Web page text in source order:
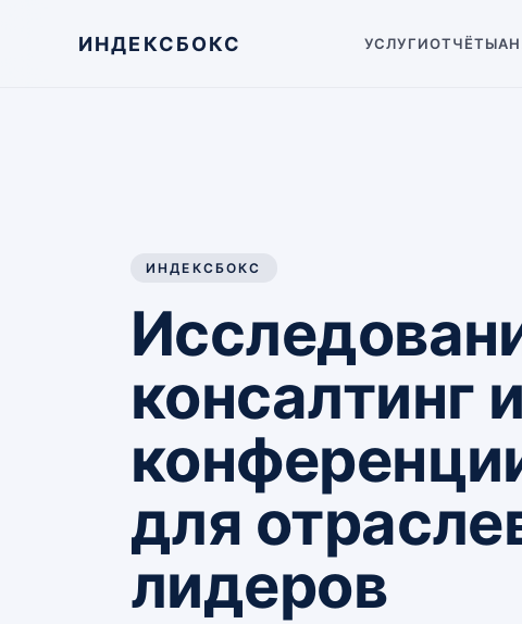
ИНДЕКСБОКС УСЛУГИОТЧЁТЫ
ИНДЕКСБОКС
консалтинг и
для
лидеров